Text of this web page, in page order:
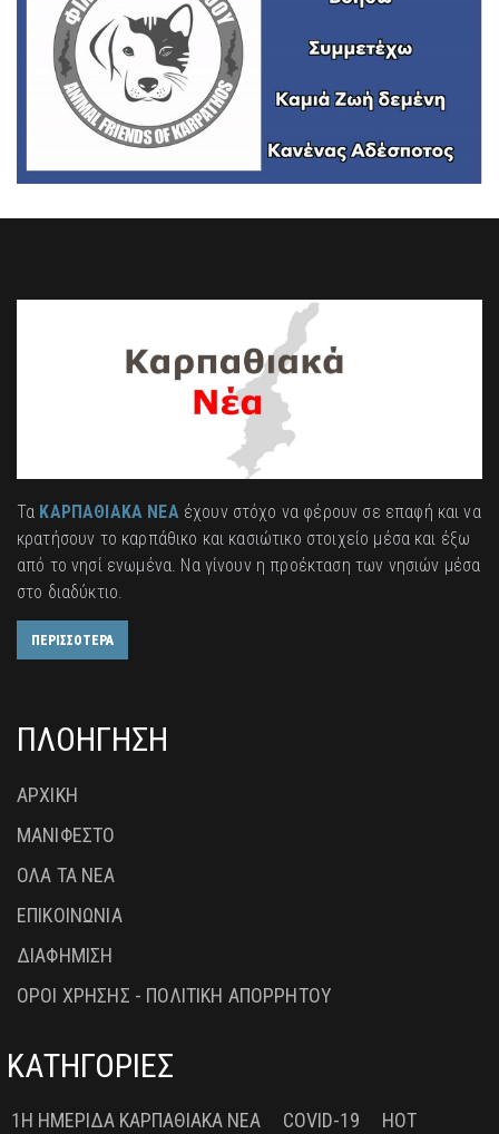
Τα ΚΑΡΠΑΘΙΑΚΑ ΝΕΑέχουν στόχο να φέρουν σε επαφή και να
κρατήσουν το καρπάθικο και κασιώτικο στοιχείο μέσα και έξω
από το νησί ενωμένα. Να γίνουν η προέκταση των νησιών μέσα
στο διαδύκτιο.
ΠΕΡΙΣΣΟΤΕΡΑ
ΠΛΟΗΓΗΣΗ
ΑΡΧΙΚΗ
ΜΑΝΙΦΕΣΤΟ
ΟΛΑ ΤΑ ΝΕΑ
ΕΠΙΚΟΙΝΩΝΙΑ
ΔΙΑΦΗΜΙΣΗ
ΟΡΟΙ ΧΡΗΣΗΣ - ΠΟΛΙΤΙΚΗ ΑΠΟΡΡΗΤΟΥ
ΚΑΤΗΓΟΡΙΕΣ
1Η ΗΜΕΡΊΔΑ ΚΑΡΠΑΘΙΑΚΆ ΝΈΑ COVID-19 HOT